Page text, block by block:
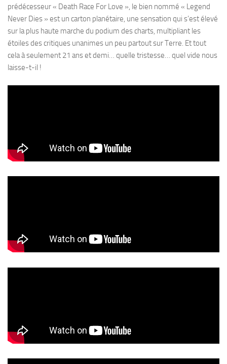
prédécesseur « Death Race For Love », le bien nommé « Legend
Never Dies » est un carton planétaire, une sensation qui s’est élevé
sur la plus haute marche du podium des charts, multipliant les
étoiles des critiques unanimes un peu partout sur Terre. Et tout
cela à seulement 21 ans et demi… quelle tristesse… quel vide nous
laisse-t-il !